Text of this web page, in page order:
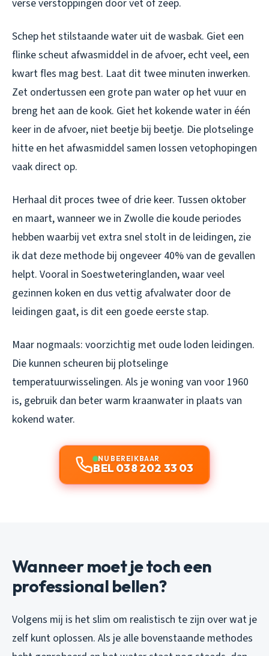
verse verstoppingen door vet of zeep.
Schep het stilstaande water uit de wasbak. Giet een
flinke scheut afwasmiddel in de afvoer, echt veel, een
kwart fles mag best. Laat dit twee minuten inwerken.
Zet ondertussen een grote pan water op het vuur en
breng het aan de kook. Giet het kokende water in één
keer in de afvoer, niet beetje bij beetje. Die plotselinge
hitte en het afwasmiddel samen lossen vetophopingen
vaak direct op.
Herhaal dit proces twee of drie keer. Tussen oktober
en maart, wanneer we in Zwolle die koude periodes
hebben waarbij vet extra snel stolt in de leidingen, zie
ik dat deze methode bij ongeveer 40% van de gevallen
helpt. Vooral in Soestweteringlanden, waar veel
gezinnen koken en dus vettig afvalwater door de
leidingen gaat, is dit een goede eerste stap.
Maar nogmaals: voorzichtig met oude loden leidingen.
Die kunnen scheuren bij plotselinge
temperatuurwisselingen. Als je woning van voor 1960
is, gebruik dan beter warm kraanwater in plaats van
kokend water.
NU BEREIKBAAR
BEL 038 202 33 03
Wanneer moet je toch een
professional bellen?
Volgens mij is het slim om realistisch te zijn over wat je
zelf kunt oplossen. Als je alle bovenstaande methodes